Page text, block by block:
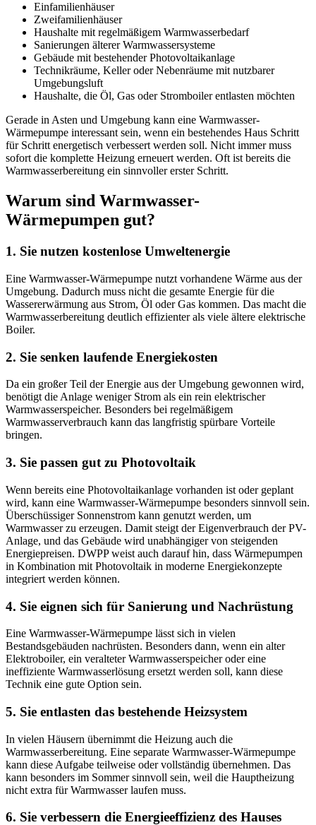
Einfamilienhäuser
Zweifamilienhäuser
Haushalte mit regelmäßigem Warmwasserbedarf
Sanierungen älterer Warmwassersysteme
Gebäude mit bestehender Photovoltaikanlage
Technikräume, Keller oder Nebenräume mit nutzbarer
Umgebungsluft
Haushalte, die Öl, Gas oder Stromboiler entlasten möchten
Gerade in Asten und Umgebung kann eine Warmwasser-
Wärmepumpe interessant sein, wenn ein bestehendes Haus Schritt
für Schritt energetisch verbessert werden soll. Nicht immer muss
sofort die komplette Heizung erneuert werden. Oft ist bereits die
Warmwasserbereitung ein sinnvoller erster Schritt.
Warum sind Warmwasser-
Wärmepumpen gut?
1. Sie nutzen kostenlose Umweltenergie
Eine Warmwasser-Wärmepumpe nutzt vorhandene Wärme aus der
Umgebung. Dadurch muss nicht die gesamte Energie für die
Wassererwärmung aus Strom, Öl oder Gas kommen. Das macht die
Warmwasserbereitung deutlich effizienter als viele ältere elektrische
Boiler.
2. Sie senken laufende Energiekosten
Da ein großer Teil der Energie aus der Umgebung gewonnen wird,
benötigt die Anlage weniger Strom als ein rein elektrischer
Warmwasserspeicher. Besonders bei regelmäßigem
Warmwasserverbrauch kann das langfristig spürbare Vorteile
bringen.
3. Sie passen gut zu Photovoltaik
Wenn bereits eine Photovoltaikanlage vorhanden ist oder geplant
wird, kann eine Warmwasser-Wärmepumpe besonders sinnvoll sein.
Überschüssiger Sonnenstrom kann genutzt werden, um
Warmwasser zu erzeugen. Damit steigt der Eigenverbrauch der PV-
Anlage, und das Gebäude wird unabhängiger von steigenden
Energiepreisen. DWPP weist auch darauf hin, dass Wärmepumpen
in Kombination mit Photovoltaik in moderne Energiekonzepte
integriert werden können.
4. Sie eignen sich für Sanierung und Nachrüstung
Eine Warmwasser-Wärmepumpe lässt sich in vielen
Bestandsgebäuden nachrüsten. Besonders dann, wenn ein alter
Elektroboiler, ein veralteter Warmwasserspeicher oder eine
ineffiziente Warmwasserlösung ersetzt werden soll, kann diese
Technik eine gute Option sein.
5. Sie entlasten das bestehende Heizsystem
In vielen Häusern übernimmt die Heizung auch die
Warmwasserbereitung. Eine separate Warmwasser-Wärmepumpe
kann diese Aufgabe teilweise oder vollständig übernehmen. Das
kann besonders im Sommer sinnvoll sein, weil die Hauptheizung
nicht extra für Warmwasser laufen muss.
6. Sie verbessern die Energieeffizienz des Hauses